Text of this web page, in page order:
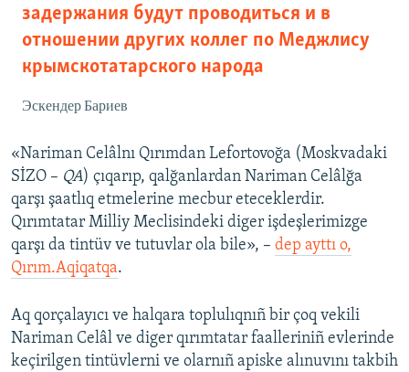
задержания будут проводиться и в
отношении других коллег по Меджлису
крымскотатарского народа
Эскендер Бариев
«Nariman Celâlnı Qırımdan Lefortovoğa (Moskvadaki
SİZO – QA) çıqarıp, qalğanlardan Nariman Celâlğa
qarşı şaatlıq etmelerine mecbur eteceklerdir.
Qırımtatar Milliy Meclisindeki diger işdeşlerimizge
qarşı da tintüv ve tutuvlar ola bile», – dep ayttı o,
Qırım.Aqiqatqa.
Aq qorçalayıcı ve halqara toplulıqnıñ bir çoq vekili
Nariman Celâl ve diger qırımtatar faalleriniñ evlerinde
keçirilgen tintüvlerni ve olarnıñ apiske alınuvını takbih